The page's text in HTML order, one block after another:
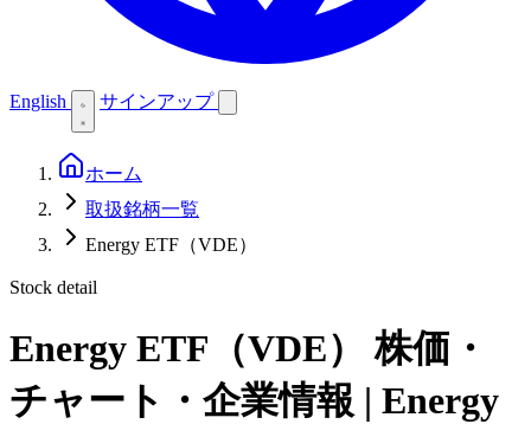
English サインアップ
ホーム
取扱銘柄一覧
Energy ETF（VDE）
Stock detail
Energy ETF（VDE）
株価・
チャート・企業情報 | Energy